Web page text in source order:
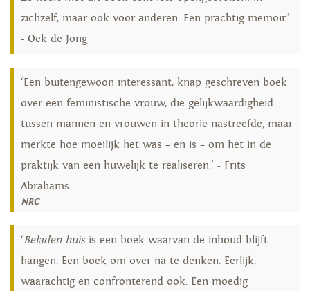
zichzelf, maar ook voor anderen. Een prachtig memoir.’
- Oek de Jong
‘Een buitengewoon interessant, knap geschreven boek
over een feministische vrouw, die gelijkwaardigheid
tussen mannen en vrouwen in theorie nastreefde, maar
merkte hoe moeilijk het was – en is – om het in de
praktijk van een huwelijk te realiseren.’ - Frits
Abrahams
NRC
‘Beladen huis is een boek waarvan de inhoud blijft
hangen. Een boek om over na te denken. Eerlijk,
waarachtig en confronterend ook. Een moedig